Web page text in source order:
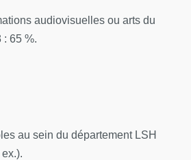
audiovisuelles ou arts du
: 65 %.
au sein du département LSH